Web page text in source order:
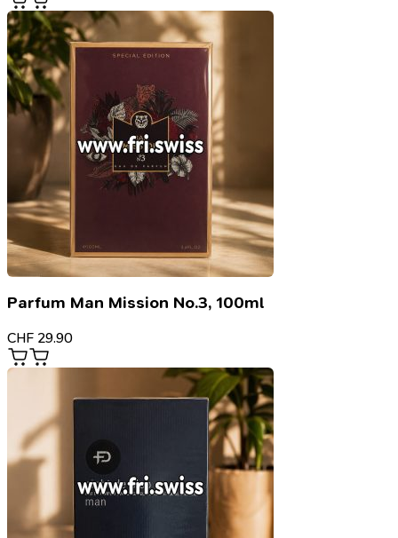
Parfum Man Mission No.3, 100ml
CHF 29.90